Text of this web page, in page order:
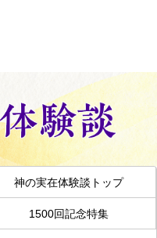
神の実在体験談トップ
1500回記念特集